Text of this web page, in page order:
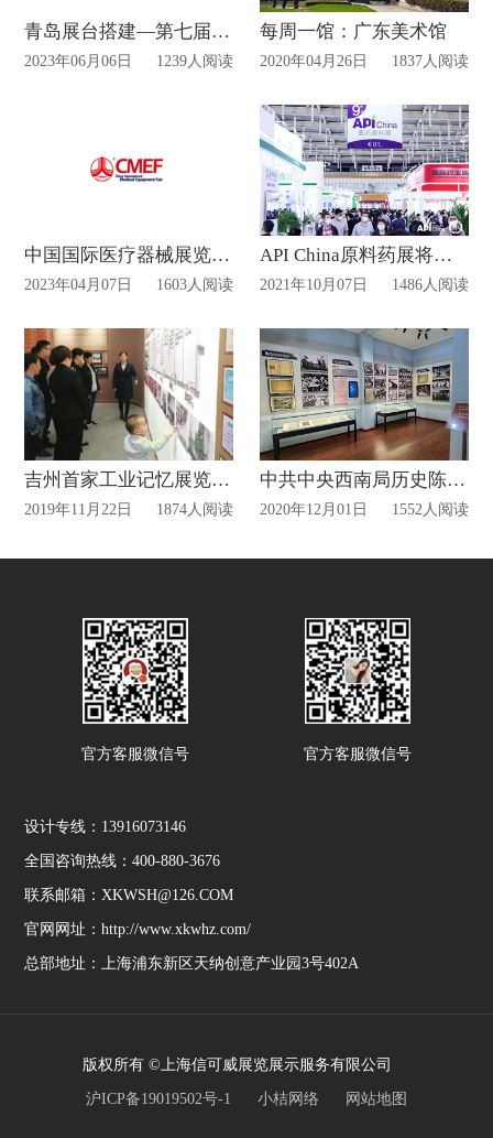
青岛展台搭建—第七届中酒展制作动态
2023年06月06日 1239人阅读
每周一馆：广东美术馆
2020年04月26日 1837人阅读
中国国际医疗器械展览会展位搭建详情
2023年04月07日 1603人阅读
API China原料药展将于10月12号在武汉正式开幕！
2021年10月07日 1486人阅读
吉州首家工业记忆展览馆免费开放
2019年11月22日 1874人阅读
中共中央西南局历史陈列展开展!
2020年12月01日 1552人阅读
官方客服微信号 官方客服微信号
设计专线：13916073146
全国咨询热线：400-880-3676
联系邮箱：XKWSH@126.COM
官网网址：http://www.xkwhz.com/
总部地址：上海浦东新区天纳创意产业园3号402A
版权所有 ©上海信可威展览展示服务有限公司
沪ICP备19019502号-1
小桔网络 网站地图